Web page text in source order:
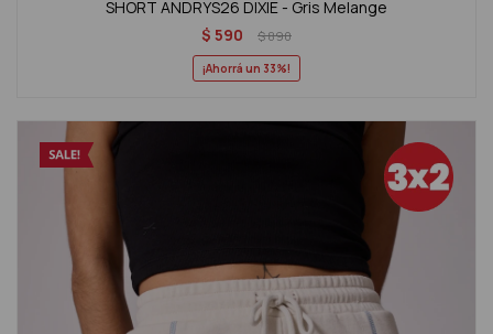
SHORT ANDRYS26 DIXIE - Gris Melange
$ 590 $890
33